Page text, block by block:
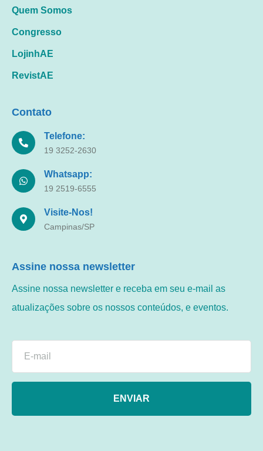
Quem Somos
Congresso
LojinhAE
RevistAE
Contato
Telefone:
19 3252-2630
Whatsapp:
19 2519-6555
Visite-Nos!
Campinas/SP
Assine nossa newsletter
Assine nossa newsletter e receba em seu e-mail as
atualizações sobre os nossos conteúdos, e eventos.
ENVIAR